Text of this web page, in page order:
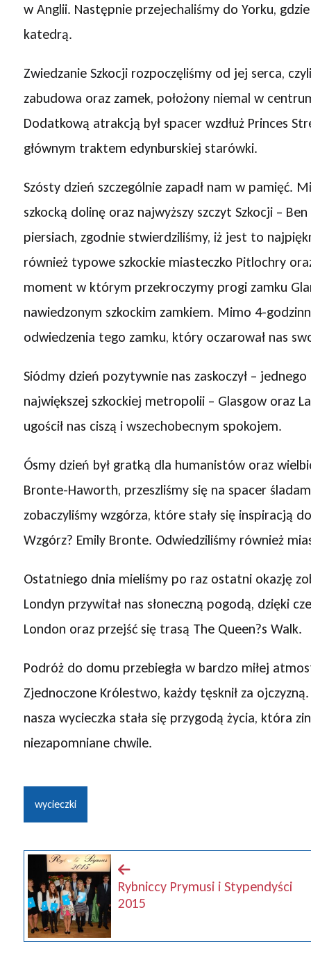
w Anglii. Następnie przejechaliśmy do Yorku,
katedrą.
Zwiedzanie Szkocji rozpoczęliśmy od jej serca,
zabudowa oraz zamek, położony niemal w
Dodatkową atrakcją był spacer wzdłuż Princes
głównym traktem edynburskiej starówki.
Szósty dzień szczególnie zapadł nam w pamięć.
szkocką dolinę oraz najwyższy szczyt Szkocji –
piersiach, zgodnie stwierdziliśmy, iż jest to
również typowe szkockie miasteczko Pitlochry
moment w którym przekroczymy progi zamku
nawiedzonym szkockim zamkiem. Mimo 4-
odwiedzenia tego zamku, który oczarował nas
Siódmy dzień pozytywnie nas zaskoczył –
największej szkockiej metropolii – Glasgow oraz
ugościł nas ciszą i wszechobecnym spokojem.
Ósmy dzień był gratką dla humanistów oraz
Bronte-Haworth, przeszliśmy się na spacer
zobaczyliśmy wzgórza, które stały się inspiracją
Wzgórz? Emily Bronte. Odwiedziliśmy również
Ostatniego dnia mieliśmy po raz ostatni okazję
Londyn przywitał nas słoneczną pogodą, dzięki
London oraz przejść się trasą The Queen?s Walk.
Podróż do domu przebiegła w bardzo miłej
Zjednoczone Królestwo, każdy tęsknił za
nasza wycieczka stała się przygodą życia, która
niezapomniane chwile.
wycieczki
Rybniccy Prymusi i Stypendyści
2015